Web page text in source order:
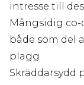
intresse till
Mångsidig
både som del
plagg
Skräddarsydd